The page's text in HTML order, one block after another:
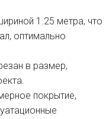
1.25 метра, что
оптимально
в размер,
покрытие,